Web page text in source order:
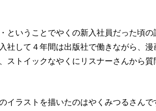
ということでやくの新入社員だった頃の
社して４年間は出版社で働きながら、漫
ストイックなやくにリスナーさんから質
イラストを描いたのはやくみつるさんで